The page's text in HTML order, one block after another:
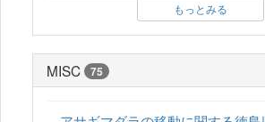
もっとみる
MISC 75